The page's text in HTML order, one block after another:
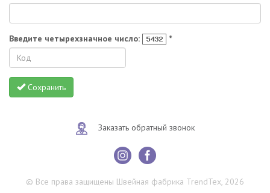
Введите четырехзначное число: *
Сохранить
Заказать обратный звонок
© Все права защищены Швейная фабрика TrendTex, 2026